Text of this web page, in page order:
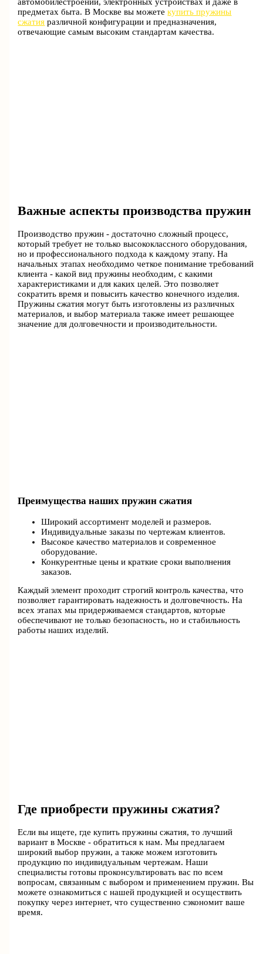
предметах быта. В Москве вы можетекупить пружины
сжатия различной конфигурации и предназначения,
отвечающие самым высоким стандартам качества.
Важные аспекты производства пружин
Производство пружин - достаточно сложный процесс,
который требует не только высококлассного оборудования,
но и профессионального подхода к каждому этапу. На
начальных этапах необходимо четкое понимание требований
клиента - какой вид пружины необходим, с какими
характеристиками и для каких целей. Это позволяет
сократить время и повысить качество конечного изделия.
Пружины сжатия могут быть изготовлены из различных
материалов, и выбор материала также имеет решающее
значение для долговечности и производительности.
Преимущества наших пружин сжатия
Широкий ассортимент моделей и размеров.
Индивидуальные заказы по чертежам клиентов.
Высокое качество материалов и современное
оборудование.
Конкурентные цены и краткие сроки выполнения
заказов.
Каждый элемент проходит строгий контроль качества, что
позволяет гарантировать надежность и долговечность. На
всех этапах мы придерживаемся стандартов, которые
обеспечивают не только безопасность, но и стабильность
работы наших изделий.
Где приобрести пружины сжатия?
Если вы ищете, где купить пружины сжатия, то лучший
вариант в Москве - обратиться к нам. Мы предлагаем
широкий выбор пружин, а также можем изготовить
продукцию по индивидуальным чертежам. Наши
специалисты готовы проконсультировать вас по всем
вопросам, связанным с выбором и применением пружин. Вы
можете ознакомиться с нашей продукцией и осуществить
покупку через интернет, что существенно сэкономит ваше
время.